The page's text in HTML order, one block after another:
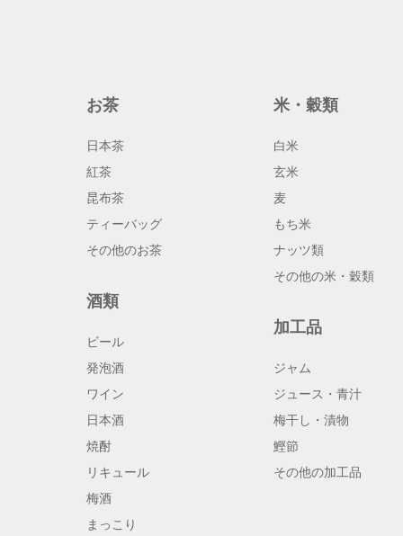
お茶
日本茶
紅茶
昆布茶
ティーバッグ
その他のお茶
酒類
ビール
発泡酒
ワイン
日本酒
焼酎
リキュール
梅酒
まっこり
米・穀類
白米
玄米
麦
もち米
ナッツ類
その他の米・穀類
加工品
ジャム
ジュース・青汁
梅干し・漬物
鰹節
その他の加工品